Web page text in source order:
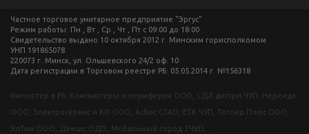
Частное торговое унитарное предприятие "Эргус"
Режим работы: Пн , Вт , Ср , Чт , Пт c 09:00 до 18:00
Свидетельство выдано 10 октября 2012 г. Минским горисполкомом
УНП 191865078
220073 г. Минск, ул. Ольшевского 24/2 оф. 10
Дата регистрации в Торговом реестре РБ: 05.05.2014 г. №156318
Импортер в РБ: Компьютеры и периферия ООО, СДЛ дистри ЧУП, Нереида
ООО, Электросервис и КО ООО, Асбис СЗАО, ЕТК ЧУП, Тотлер Плюс ООО,
ЭлТим ООО, Дансис ОДО, Мобильный город ТЧУП